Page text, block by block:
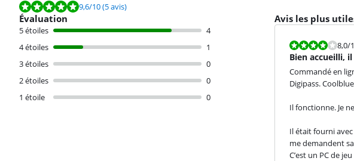
La note est de 9,6 sur 10, basée sur 5 avis.
9,6/10(5 avis)
Évaluation
5 étoiles
4
4 étoiles
1
3 étoiles
0
2 étoiles
0
1 étoile
0
Avis les plus
La note est 8,0 sur 10.
8,0/
Bien accueilli,
Commandé en
Digipass.
Il fonctionne. Je
Il était fourni
me demandent
C’est un PC de